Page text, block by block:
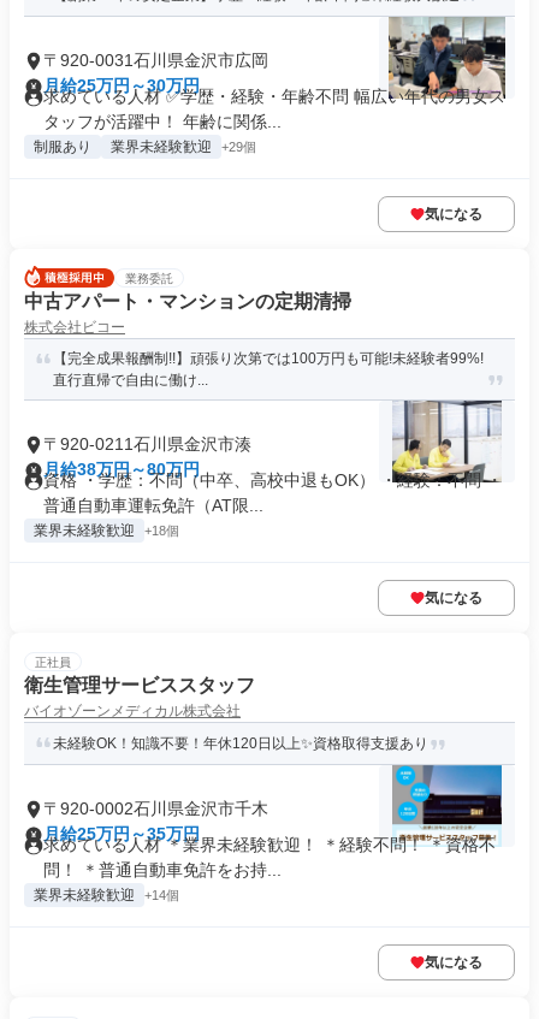
〒920-0031石川県金沢市広岡
月給25万円～30万円
求めている人材 ✅学歴・経験・年齢不問 幅広い年代の男女ス
タッフが活躍中！ 年齢に関係...
制服あり 業界未経験歓迎 +29個
気になる
業務委託
中古アパート・マンションの定期清掃
株式会社ビコー
【完全成果報酬制!!】頑張り次第では100万円も可能!未経験者99%!
直行直帰で自由に働け...
〒920-0211石川県金沢市湊
月給38万円～80万円
資格 ・学歴：不問（中卒、高校中退もOK） ・経験：不問 ・
普通自動車運転免許（AT限...
業界未経験歓迎 +18個
気になる
正社員
衛生管理サービススタッフ
バイオゾーンメディカル株式会社
未経験OK！知識不要！年休120日以上✨資格取得支援あり
〒920-0002石川県金沢市千木
月給25万円～35万円
求めている人材 ＊業界未経験歓迎！ ＊経験不問！ ＊資格不
問！ ＊普通自動車免許をお持...
業界未経験歓迎 +14個
気になる